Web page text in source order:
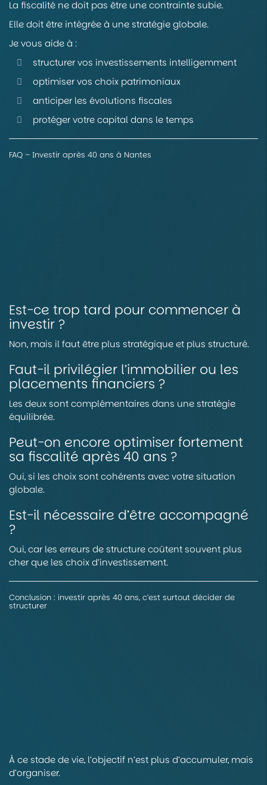
La fiscalité ne doit pas être une contrainte subie.
Elle doit être intégrée à une stratégie globale.
Je vous aide à :
structurer vos investissements intelligemment
optimiser vos choix patrimoniaux
anticiper les évolutions fiscales
protéger votre capital dans le temps
FAQ – Investir après 40 ans à Nantes
Est-ce trop tard pour commencer à
investir ?
Non, mais il faut être plus stratégique et plus structuré.
Faut-il privilégier l’immobilier ou les
placements financiers ?
Les deux sont complémentaires dans une stratégie
équilibrée.
Peut-on encore optimiser fortement
sa fiscalité après 40 ans ?
Oui, si les choix sont cohérents avec votre situation
globale.
Est-il nécessaire d’être accompagné
?
Oui, car les erreurs de structure coûtent souvent plus
cher que les choix d’investissement.
Conclusion : investir après 40 ans, c’est surtout décider de
structurer
À ce stade de vie, l’objectif n’est plus d’accumuler, mais
d’organiser.